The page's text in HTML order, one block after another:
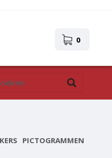
0
PICTOGRAMMEN